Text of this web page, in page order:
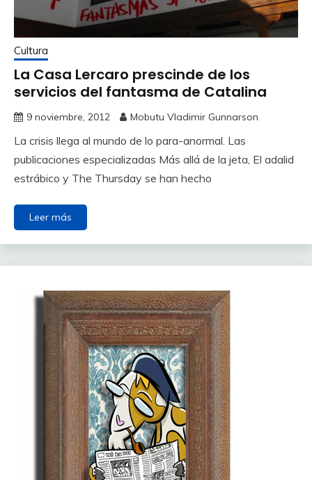
Cultura
La Casa Lercaro prescinde de los
servicios del fantasma de Catalina
9 noviembre, 2012 Mobutu Vladimir Gunnarson
La crisis llega al mundo de lo para-anormal. Las
publicaciones especializadas Más allá de la jeta, El adalid
estrábico y The Thursday se han hecho
Leer más